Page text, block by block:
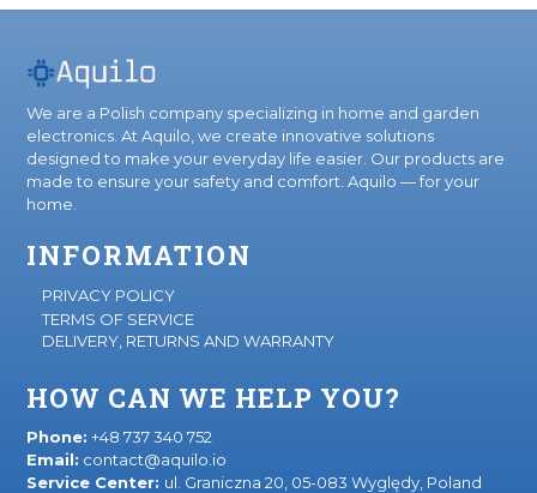
We are a Polish company specializing in home and garden
electronics. At Aquilo, we create innovative solutions
designed to make your everyday life easier. Our products are
made to ensure your safety and comfort. Aquilo — for your
home.
INFORMATION
PRIVACY POLICY
TERMS OF SERVICE
DELIVERY, RETURNS AND WARRANTY
HOW CAN WE HELP YOU?
Phone: +48 737 340 752
Email: contact@aquilo.io
Service Center: ul. Graniczna 20, 05-083 Wyględy, Poland